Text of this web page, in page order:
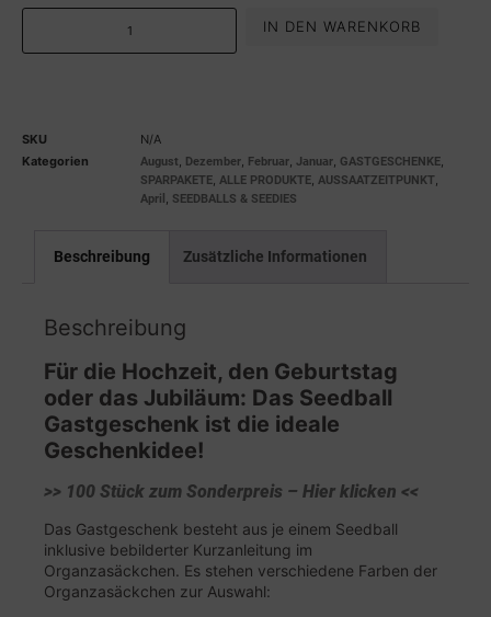
IN DEN WARENKORB
SKU
N/A
Kategorien
August, Dezember, Februar, Januar, GASTGESCHENKE,
SPARPAKETE, ALLE PRODUKTE, AUSSAATZEITPUNKT,
April , SEEDBALLS & SEEDIES
Beschreibung Zusätzliche Informationen
Beschreibung
Für die Hochzeit, den Geburtstag
oder das Jubiläum: Das Seedball
Gastgeschenk ist die ideale
Geschenkidee!
>> 100 Stück zum Sonderpreis – Hier klicken <<
Das Gastgeschenk besteht aus je einem Seedball
inklusive bebilderter Kurzanleitung im
Organzasäckchen. Es stehen verschiedene Farben der
Organzasäckchen zur Auswahl: